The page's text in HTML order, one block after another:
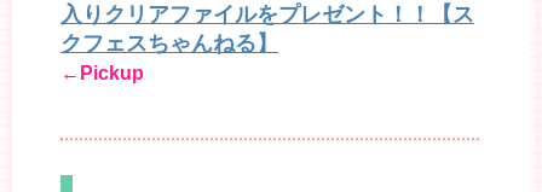
入りクリアファイルをプレゼント！！【ス
クフェスちゃんねる】
←Pickup